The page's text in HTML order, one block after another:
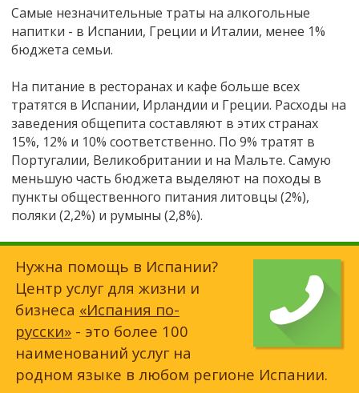
Самые незначительные траты на алкогольные
напитки - в Испании, Греции и Италии, менее 1%
бюджета семьи.
На питание в ресторанах и кафе больше всех
тратятся в Испании, Ирландии и Греции. Расходы на
заведения общепита составляют в этих странах
15%, 12% и 10% соответственно. По 9% тратят в
Португалии, Великобритании и на Мальте. Самую
меньшую часть бюджета выделяют на походы в
пункты общественного питания литовцы (2%),
поляки (2,2%) и румыны (2,8%).
Нужна помощь в Испании?
Центр услуг для жизни и
бизнеса «Испания по-
русски» - это более 100
наименований услуг на
родном языке в любом регионе Испании.